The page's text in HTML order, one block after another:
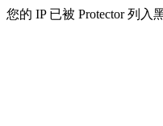
您的 IP 已被 Protector 列入